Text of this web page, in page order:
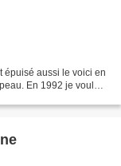
épuisé aussi le voici en
En 1992 je voulais